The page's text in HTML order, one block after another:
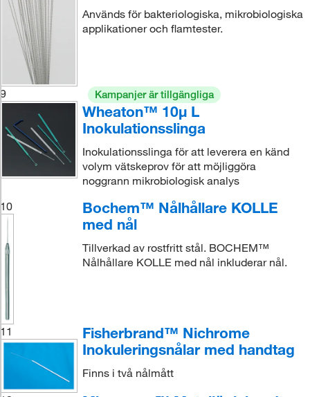
Används för bakteriologiska, mikrobiologiska
applikationer och flamtester.
9 Kampanjer är tillgängliga
Wheaton™ 10μ L
Inokulationsslinga
Inokulationsslinga för att leverera en känd
volym vätskeprov för att möjliggöra
noggrann mikrobiologisk analys
10
Bochem™ Nålhållare KOLLE
med nål
Tillverkad av rostfritt stål. BOCHEM™
Nålhållare KOLLE med nål inkluderar nål.
11
Fisherbrand™ Nichrome
Inokuleringsnålar med handtag
Finns i två nålmått